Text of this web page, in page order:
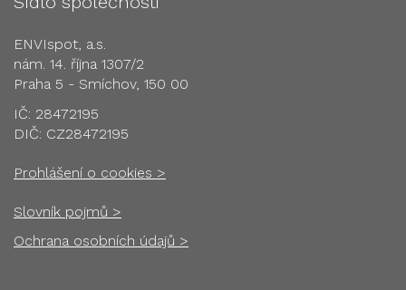
ENVIspot, a.s.
nám. 14. října 1307/2
Praha 5 - Smíchov, 150 00
IČ: 28472195
DIČ: CZ28472195
Prohlášení o cookies >
Slovník pojmů >
Ochrana osobních údajů >